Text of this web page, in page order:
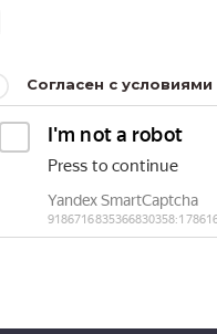
Согласен с условиями